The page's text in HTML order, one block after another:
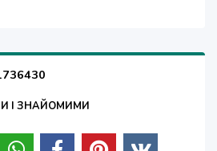
І ЗНАЙОМИМИ